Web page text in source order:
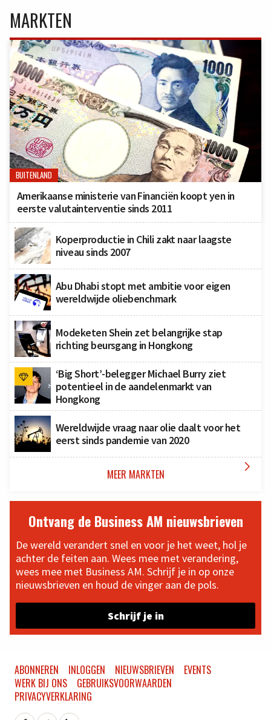
MARKTEN
BUITENLAND
Amerikaanse ministerie van Financiën koopt yen in
eerste valutainterventie sinds 2011
Koperproductie in Chili zakt naar laagste
niveau sinds 2007
Abu Dhabi stopt met ambitie voor eigen
wereldwijde oliebenchmark
Modeketen Shein zet belangrijke stap
richting beursgang in Hongkong
‘Big Short’-belegger Michael Burry ziet
potentieel in de aandelenmarkt van
Hongkong
Wereldwijde vraag naar olie daalt voor het
eerst sinds pandemie van 2020
MEER MARKTEN 
Ontvang de Business AM nieuwsbrieven
De wereld verandert snel en voor je het weet, hol je
achter de feiten aan. Wees mee met verandering,
wees mee met Business AM. Schrijf je in op onze
nieuwsbrieven en houd de vinger aan de pols.
Schrijf je in
ABONNEREN INLOGGEN NIEUWSBRIEVEN
EVENTS
WERK BIJ ONS
GEBRUIKSVOORWAARDEN
PRIVACYVERKLARING